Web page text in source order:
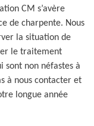
CM s’avère
de charpente. Nous
la situation de
le traitement
sont non néfastes à
à nous contacter et
longue année